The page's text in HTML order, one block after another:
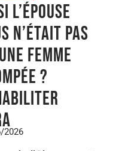
l’épouse
n’était pas
femme
?
2026